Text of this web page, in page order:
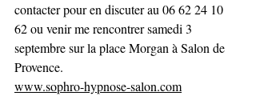
contacter pour en discuter au 06 62 24 10
62 ou venir me rencontrer samedi 3
septembre sur la place Morgan à Salon de
Provence.
www.sophro-hypnose-salon.com